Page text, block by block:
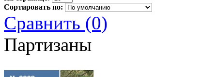
Сортировать по:
Сравнить (0)
Партизаны